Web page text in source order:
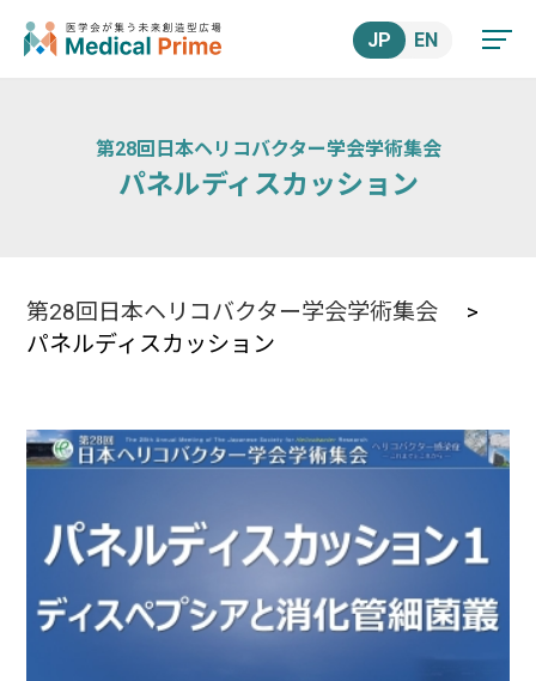
JP EN
第28回日本ヘリコバクター学会学術集会
パネルディスカッション
第28回日本ヘリコバクター学会学術集会
>
パネルディスカッション